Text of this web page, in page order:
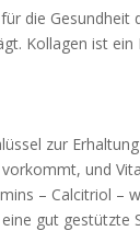
die Gesundheit
Kollagen ist
zur
und
– Calcitriol –
gut gestützte